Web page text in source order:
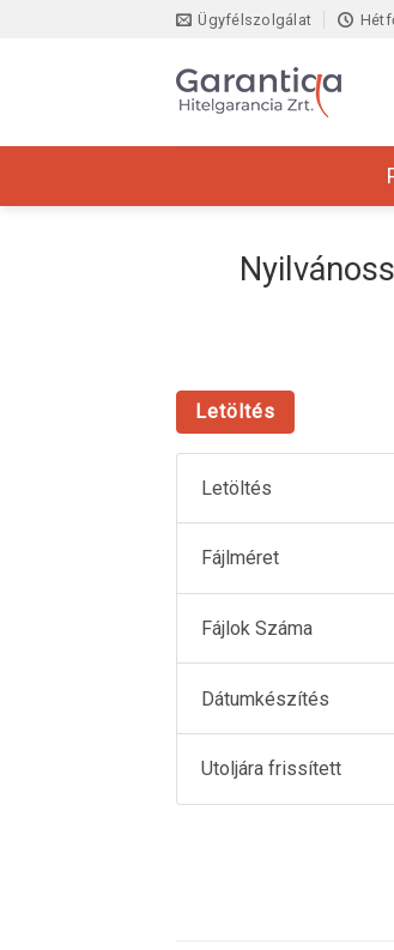
Ügyfélszolgálat
Letöltés
Letöltés
Fájlméret
Fájlok Száma
Dátumkészítés
Utoljára frissített